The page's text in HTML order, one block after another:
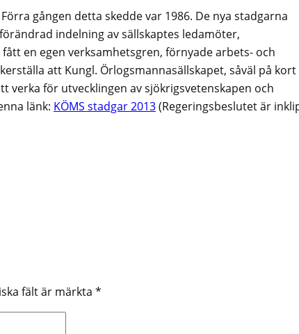
gången detta skedde var 1986. De nya stadgarna
indelning av sällskaptes ledamöter,
en egen verksamhetsgren, förnyade arbets- och
att Kungl. Örlogsmannasällskapet, såväl på kort
verka för utvecklingen av sjökrigsvetenskapen och
länk: KÖMS stadgar 2013(Regeringsbeslutet är
fält är märkta *